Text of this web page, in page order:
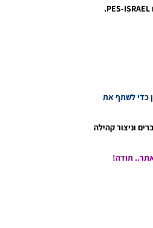
כדי לשתף את
וניצור קהילה
תודה!